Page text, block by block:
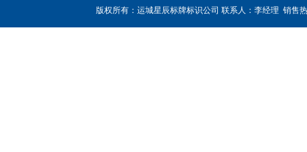
版权所有：运城星辰标牌标识公司 联系人：李经理 销售